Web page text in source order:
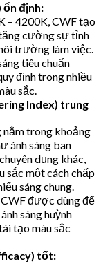
định:
– 4200K, CWF tạo
cường sự tỉnh
trường làm việc.
tiêu chuẩn
định trong nhiều
sắc.
Index) trung
nằm trong khoảng
ánh sáng ban
dụng khác,
sắc một cách chấp
sáng chung.
được dùng để
sáng huỳnh
tạo màu sắc
tốt: